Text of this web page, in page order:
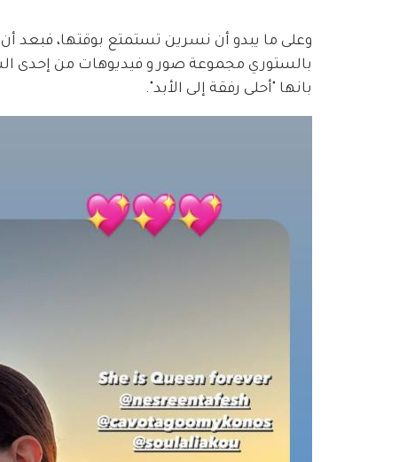
وعلى ما يبدو أن نسرين تستمتع بوقتها، فبعد
بالستوري مجموعة صور و فيديوهات من إحدى
بانها "أحلى رفقة إلى الأبد".